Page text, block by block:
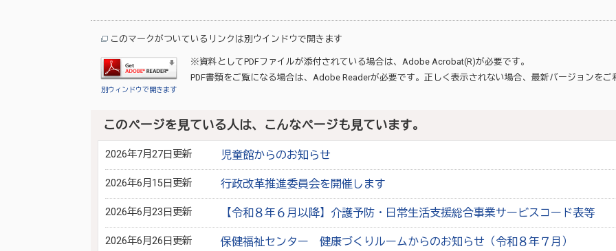
このマークがついているリンクは別ウインドウで開きます
別ウィンドウで開きます
※資料としてPDFファイルが添付されている場合は、 Adobe Acrobat(R)が必要です。
PDF書類をご覧になる場合は、 Adobe Readerが必要です。正しく表示されない場合、最新バージョンをご
このページを見ている人は、こんなページも見ています。
2026年7月27日更新 児童館からのお知らせ
2026年6月15日更新 行政改革推進委員会を開催します
2026年6月23日更新 【令和８年６月以降】介護予防・日常生活支援総合事業サービスコード表等
2026年6月26日更新 保健福祉センター 健康づくりルームからのお知らせ（令和８年７月）